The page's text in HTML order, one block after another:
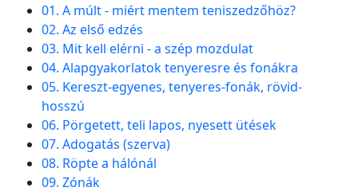
01. A múlt - miért mentem teniszedzőhöz?
02. Az első edzés
03. Mit kell elérni - a szép mozdulat
04. Alapgyakorlatok tenyeresre és fonákra
05. Kereszt-egyenes, tenyeres-fonák, rövid-
hosszú
06. Pörgetett, teli lapos, nyesett ütések
07. Adogatás (szerva)
08. Röpte a hálónál
09. Zónák